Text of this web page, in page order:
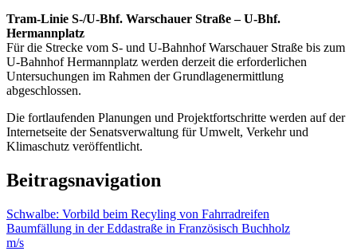
Tram-Linie S-/U-Bhf. Warschauer Straße – U-Bhf.
Hermannplatz
Für die Strecke vom S- und U-Bahnhof Warschauer Straße bis zum
U-Bahnhof Hermannplatz werden derzeit die erforderlichen
Untersuchungen im Rahmen der Grundlagenermittlung
abgeschlossen.
Die fortlaufenden Planungen und Projektfortschritte werden auf der
Internetseite der Senatsverwaltung für Umwelt, Verkehr und
Klimaschutz veröffentlicht.
Beitragsnavigation
Schwalbe: Vorbild beim Recyling von Fahrradreifen
Baumfällung in der Eddastraße in Französisch Buchholz
m/s